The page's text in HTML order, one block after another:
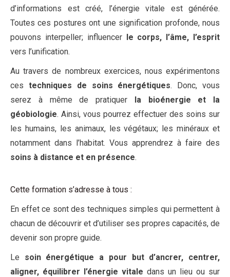
d’informations est créé, l’énergie vitale est générée.
Toutes ces postures ont une signification profonde, nous
pouvons interpeller; influencerle corps, l’âme, l’esprit
vers l’unification.
Au travers de nombreux exercices, nous expérimentons
ces techniques de soins énergétiques. Donc, vous
serez à même de pratiquer la bioénergie et la
géobiologie. Ainsi, vous pourrez effectuer des soins sur
les humains, les animaux, les végétaux; les minéraux et
notamment dans l’habitat. Vous apprendrez à faire des
soins à distance et en présence.
Cette formation s’adresse à tous :
En effet ce sont des techniques simples qui permettent à
chacun de découvrir et d’utiliser ses propres capacités, de
devenir son propre guide.
Le soin énergétique a pour but d’ancrer, centrer,
aligner, équilibrer l’énergie vitale dans un lieu ou sur